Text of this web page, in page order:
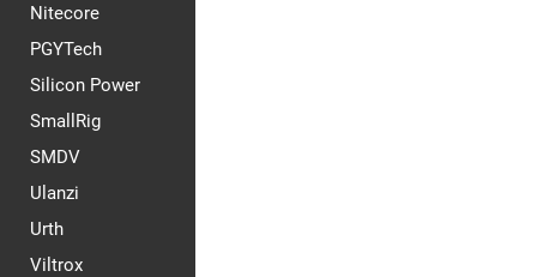
Nitecore
PGYTech
Silicon Power
SmallRig
SMDV
Ulanzi
Urth
Viltrox